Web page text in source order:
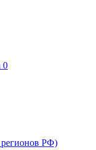
0
регионов РФ)